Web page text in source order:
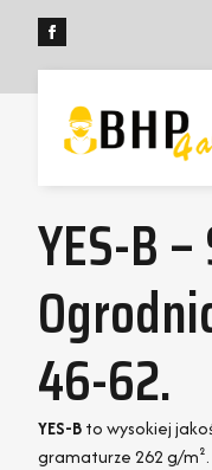
YES-B
46-62.
YES-Bto wysokiej
gramaturze 262 g/